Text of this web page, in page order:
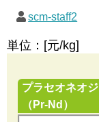
scm-staff2
単位：[元/kg]
プラセオネオジ
（Pr-Nd）